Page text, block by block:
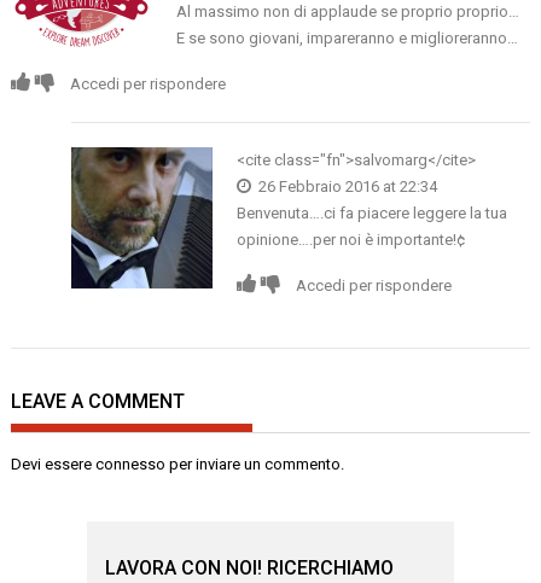
Al massimo non di applaude se proprio proprio…
E se sono giovani, impareranno e miglioreranno…
Accedi per rispondere
<cite class="fn">salvomarg</cite>
26 Febbraio 2016 at 22:34
Benvenuta….ci fa piacere leggere la tua
opinione….per noi è importante!¢
Accedi per rispondere
LEAVE A COMMENT
Devi essereconnesso per inviare un commento.
LAVORA CON NOI! RICERCHIAMO